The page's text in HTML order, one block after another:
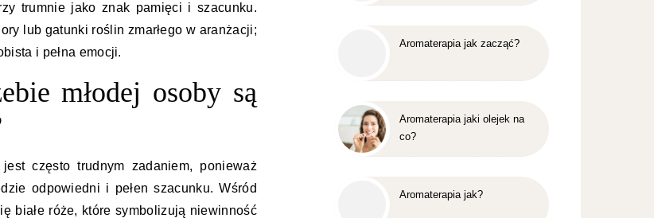
trumnie jako znak pamięci i szacunku.
lub gatunki roślin zmarłego w aranżacji;
i pełna emocji.
młodej osoby są
często trudnym zadaniem, ponieważ
odpowiedni i pełen szacunku. Wśród
białe róże, które symbolizują niewinność
Aromaterapia jak zacząć?
Aromaterapia jaki olejek na
co?
Aromaterapia jak?